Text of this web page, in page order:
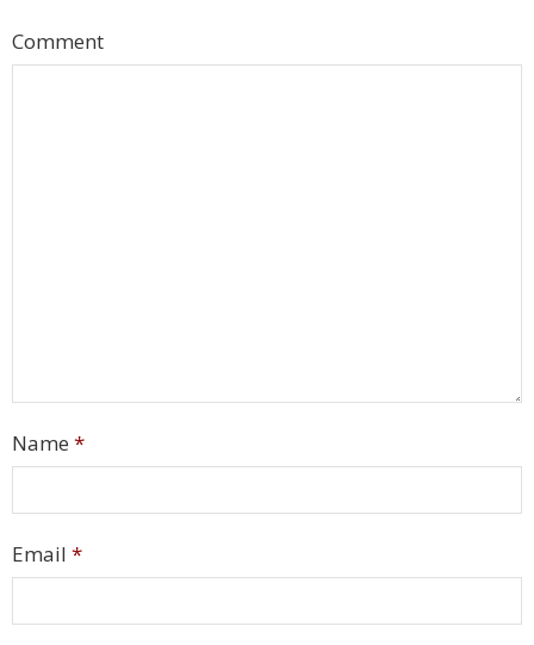
Comment
Name *
Email *